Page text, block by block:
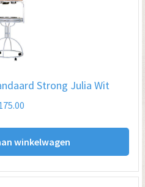
Strong Julia Wit
winkelwagen